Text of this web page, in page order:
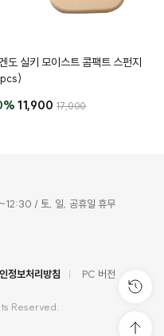
도 실키 모이스트 콤팩트 스펀지
11,900 17,000
/ 토, 일, 공휴일 휴무
정보처리방침 PC 버전
Reserved.